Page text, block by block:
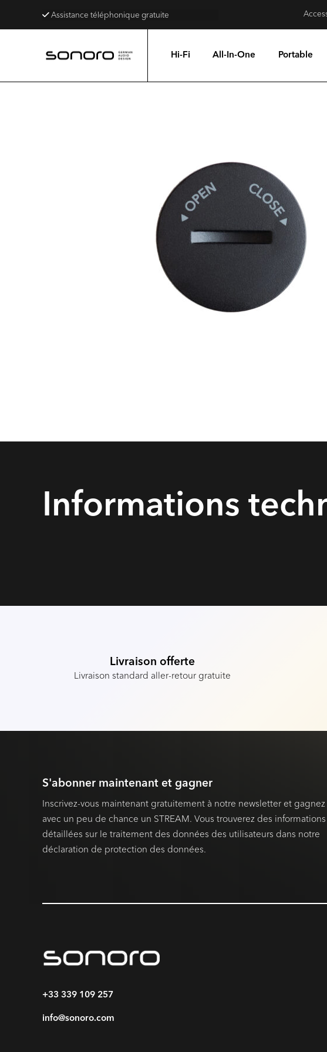
Assistance téléphonique gratuite
Hi-Fi All-In-One Portable
Informations
Livraison offerte
Livraison standard aller-retour gratuite
S'abonner maintenant et gagner
Inscrivez-vous maintenant gratuitement à notre newsletter et gagnez
avec un peu de chance un STREAM. Vous trouverez des informations
détaillées sur le traitement des données des utilisateurs dans notre
déclaration de protection des données.
+33 339 109 257
info@sonoro.com